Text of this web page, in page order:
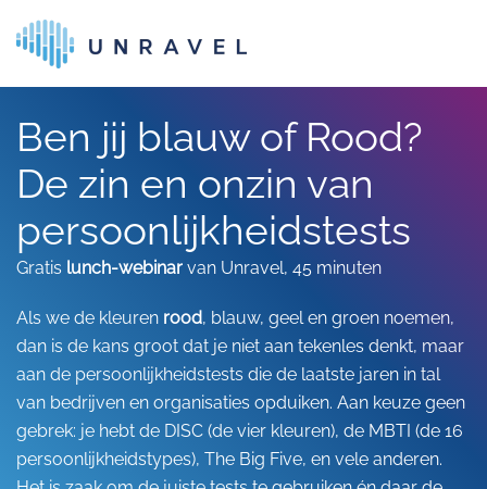
Skip to main content
Ben jij blauw of Rood?
De zin en onzin van
persoonlijkheidstests
Gratis lunch-webinar van Unravel, 45 minuten
Als we de kleuren rood, blauw, geel en groen noemen,
dan is de kans groot dat je niet aan tekenles denkt, maar
aan de persoonlijkheidstests die de laatste jaren in tal
van bedrijven en organisaties opduiken. Aan keuze geen
gebrek: je hebt de DISC (de vier kleuren), de MBTI (de 16
persoonlijkheidstypes), The Big Five, en vele anderen.